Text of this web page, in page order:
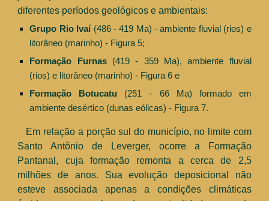
diferentes períodos geológicos e ambientais:
Grupo Rio Ivaí (486 - 419 Ma) - ambiente fluvial (rios) e
litorâneo (marinho) - Figura 5;
Formação Furnas (419 - 359 Ma), ambiente fluvial
(rios) e litorâneo (marinho) - Figura 6 e
Formação Botucatu (251 - 66 Ma) formado em
ambiente desértico (dunas eólicas) - Figura 7.
Em relação a porção sul do município, no limite com
Santo Antônio de Leverger, ocorrea
Formação
Pantanal , cuja formação remonta a cerca de 2,5
milhões de anos. Sua evolução deposicional
não
esteve associada apenas a condições climáticas